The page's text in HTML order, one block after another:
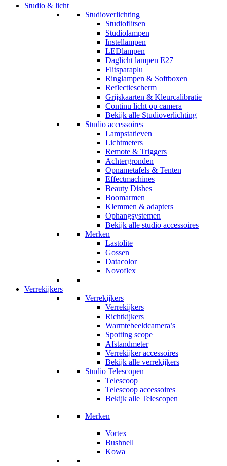
Studio & licht
Studioverlichting
Studioflitsen
Studiolampen
Instellampen
LEDlampen
Daglicht lampen E27
Flitsparaplu
Ringlampen & Softboxen
Reflectiescherm
Grijskaarten & Kleurcalibratie
Continu licht op camera
Bekijk alle Studioverlichting
Studio accessoires
Lampstatieven
Lichtmeters
Remote & Triggers
Achtergronden
Opnametafels & Tenten
Effectmachines
Beauty Dishes
Boomarmen
Klemmen & adapters
Ophangsystemen
Bekijk alle studio accessoires
Merken
Lastolite
Gossen
Datacolor
Novoflex
Verrekijkers
Verrekijkers
Verrekijkers
Richtkijkers
Warmtebeeldcamera’s
Spotting scope
Afstandmeter
Verrekijker accessoires
Bekijk alle verrekijkers
Studio Telescopen
Telescoop
Telescoop accessoires
Bekijk alle Telescopen
Merken
Vortex
Bushnell
Kowa